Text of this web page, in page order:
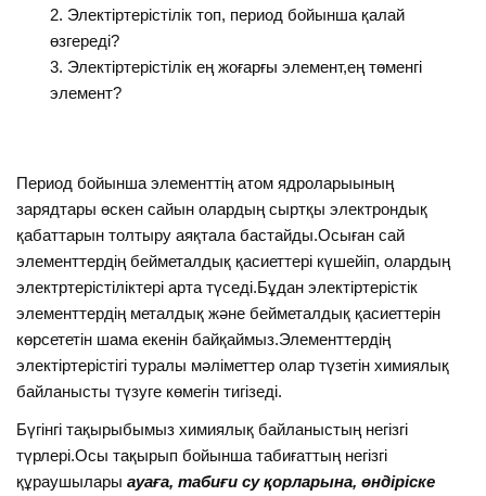
Электіртерістілік топ, период бойынша қалай
өзгереді?
Электіртерістілік ең жоғарғы элемент,ең төменгі
элемент?
Период бойынша элементтің атом ядроларыының
зарядтары өскен сайын олардың сыртқы электрондық
қабаттарын толтыру аяқтала бастайды.Осыған сай
элементтердің бейметалдық қасиеттері күшейіп, олардың
электртерістіліктері арта түседі.Бұдан электіртерістік
элементтердің металдық және бейметалдық қасиеттерін
көрсететін шама екенін байқаймыз.Элементтердің
электіртерістігі туралы мәліметтер олар түзетін химиялық
байланысты түзуге көмегін тигізеді.
Бүгінгі тақырыбымыз химиялық байланыстың негізгі
түрлері.Осы тақырып бойынша табиғаттың негізгі
құраушыларыауаға, табиғи су қорларына, өндіріске